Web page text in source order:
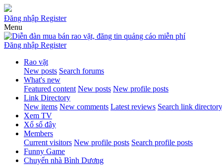
Đăng nhập Register
Menu
Đăng nhập Register
Rao vặt
New posts Search forums
What's new
Featured content New posts New profile posts
Link Directory
New items New comments Latest reviews Search link directory
Xem TV
Xổ số đây
Members
Current visitors New profile posts Search profile posts
Funny Game
Chuyển nhà Bình Dương